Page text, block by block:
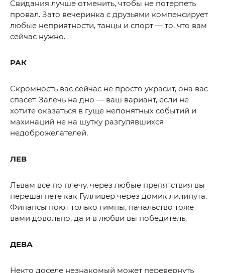
Свидания лучше отменить, чтобы не потерпеть
провал. Зато вечеринка с друзьями компенсирует
любые неприятности, танцы и спорт — то, что вам
сейчас нужно.
РАК
Скромность вас сейчас не просто украсит, она вас
спасет. Залечь на дно — ваш вариант, если не
хотите оказаться в гуще непонятных событий и
махинаций не на шутку разгулявшихся
недоброжелателей.
ЛЕВ
Львам все по плечу, через любые препятствия вы
перешагнете как Гулливер через домик лилипута.
Финансы поют только гимны, начальство тоже
вами довольно, да и в любви вы победитель.
ДЕВА
Некто доселе незнакомый может перевернуть